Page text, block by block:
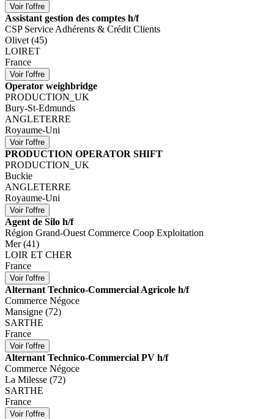
Assistant gestion des comptes h/f
CSP Service Adhérents & Crédit Clients
Olivet (45)
LOIRET
France
Operator weighbridge
PRODUCTION_UK
Bury-St-Edmunds
ANGLETERRE
Royaume-Uni
PRODUCTION OPERATOR SHIFT
PRODUCTION_UK
Buckie
ANGLETERRE
Royaume-Uni
Agent de Silo h/f
Région Grand-Ouest Commerce Coop Exploitation
Mer (41)
LOIR ET CHER
France
Alternant Technico-Commercial Agricole h/f
Commerce Négoce
Mansigne (72)
SARTHE
France
Alternant Technico-Commercial PV h/f
Commerce Négoce
La Milesse (72)
SARTHE
France